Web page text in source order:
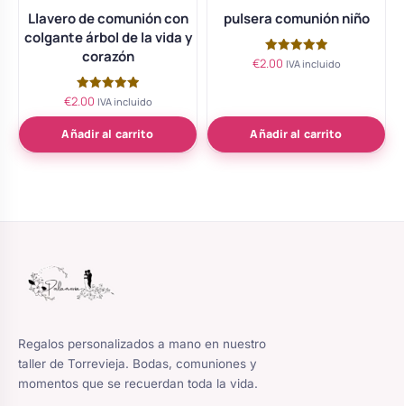
Llavero de comunión con
colgante árbol de la vida y
corazón
Valorado
con
5.00
de 5
€2.00 IVA incluido
Añadir al carrito
pulsera comunión niño
Valorado
con
€2.00 IVA incluido
Añadir al carrito
Regalos personalizados a mano en nuestro
taller de Torrevieja. Bodas, comuniones y
momentos que se recuerdan toda la vida.